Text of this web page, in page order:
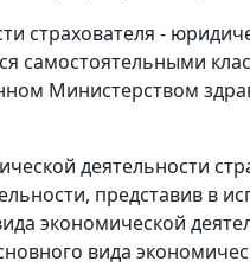
страхователя -
самостоятельными
Министерством
деятельности
представив в
экономической
вида